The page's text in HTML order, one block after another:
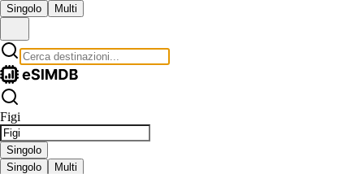
Singolo Multi
Figi
Singolo
Singolo
Multi